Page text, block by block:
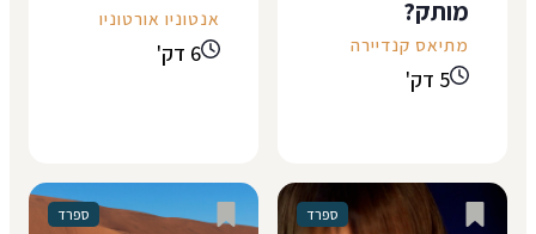
מותק?
מתיאס קנדיירה
5 דק'
אנטוניו אורטוניו
6 דק'
ספרד
מהלימודים באמצע
התואר כדי להתחתן,
חתיכת הפתעה, אה,
ספרד
Raincoat") בתוך
קרוואן אבוד במדבר,